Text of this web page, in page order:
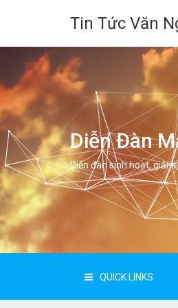
Tin Tức Văn
Diễn Đàn
Diễn đàn sinh hoạt, giải
QUICK LINKS